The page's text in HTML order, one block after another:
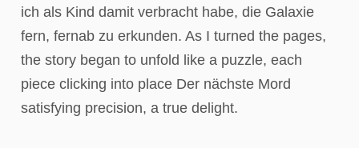
ich als Kind damit verbracht habe, die Galaxie
fern, fernab zu erkunden. As I turned the pages,
the story began to unfold like a puzzle, each
piece clicking into place Der nächste Mord
satisfying precision, a true delight.